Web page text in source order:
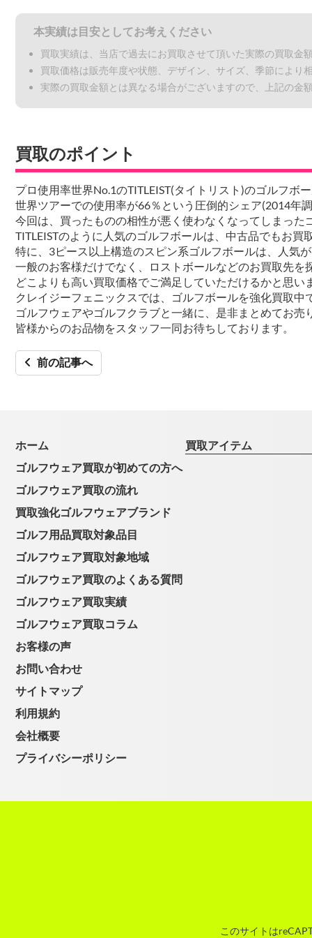
本実績は目安としてお考えください
買取実績は、当店で過去にお買取させて頂いた実際の買取金
買取価格は販売年度や状態、デザイン、サイズ、季節により
実際の買取金額とは異なる場合がございますので、上記の金
買取のポイント
プロ使用率世界No.1のTITLEIST(タイトリスト)のゴルフボ
世界ツアーでの使用率が66％という圧倒的シェア(2014年
今回は、買ったものの相性が悪く使わなくなってしまった
TITLEISTのように人気のゴルフボールは、中古品でもお買
特に、3ピース以上構造のスピン系ゴルフボールは、人気
一般のお客様だけでなく、ロストボールなどのお買取先
どこよりも高い買取価格でご満足していただけるかと思い
クレイジーフェニックスでは、ゴルフボールを強化買取中
ゴルフウェアやゴルフクラブと一緒に、是非まとめてお売
皆様からのお品物をスタッフ一同お待ちしております。
前の記事へ
ホーム
ゴルフウェア買取が初めての方へ
ゴルフウェア買取の流れ
買取強化ゴルフウェアブランド
ゴルフ用品買取対象品目
ゴルフウェア買取対象地域
ゴルフウェア買取のよくある質問
ゴルフウェア買取実績
ゴルフウェア買取コラム
お客様の声
お問い合わせ
サイトマップ
利用規約
会社概要
プライバシーポリシー
買取アイテム
このサイトは